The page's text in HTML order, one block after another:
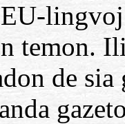
temon.
de